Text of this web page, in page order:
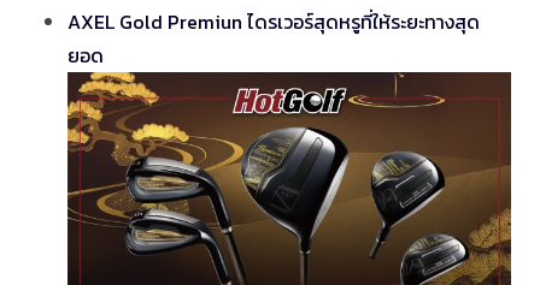
AXEL Gold Premiun ไดรเวอร์สุดหรูที่ให้ระยะทางสุด
ยอด